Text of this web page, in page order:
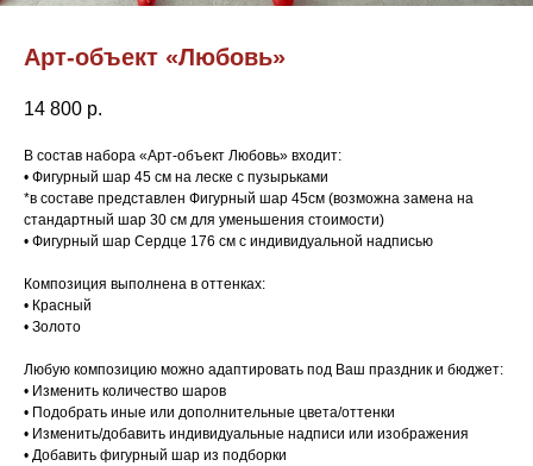
Арт-объект «Любовь»
14 800 р.
В состав набора «Арт-объект Любовь» входит:
• Фигурный шар 45 см на леске с пузырьками
*в составе представлен Фигурный шар 45см (возможна замена на
стандартный шар 30 см для уменьшения стоимости)
• Фигурный шар Сердце 176 см с индивидуальной надписью
Композиция выполнена в оттенках:
• Красный
• Золото
Любую композицию можно адаптировать под Ваш праздник и бюджет:
• Изменить количество шаров
• Подобрать иные или дополнительные цвета/оттенки
• Изменить/добавить индивидуальные надписи или изображения
• Добавить фигурный шар из подборки